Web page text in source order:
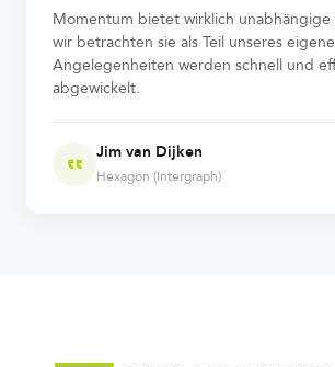
Momentum bietet wirklich
wir betrachten sie als Teil unseres
Angelegenheiten werden schnell und
abgewickelt.
Jim van Dijken
Hexagon (Intergraph)